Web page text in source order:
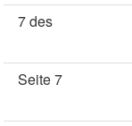
7 des
Seite 7